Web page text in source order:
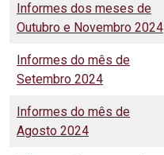
Informes dos meses de
Outubro e Novembro 2024
Informes do mês de
Setembro 2024
Informes do mês de
Agosto 2024